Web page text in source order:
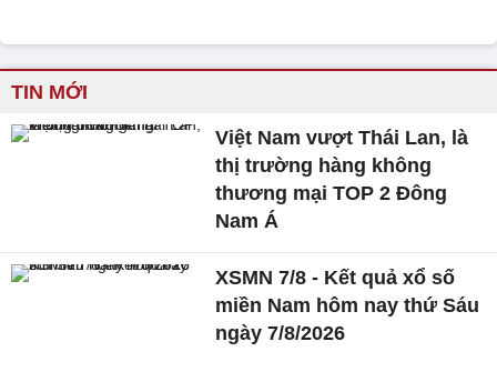
TIN MỚI
Việt Nam vượt Thái Lan, là
thị trường hàng không
thương mại TOP 2 Đông
Nam Á
XSMN 7/8 - Kết quả xổ số
miền Nam hôm nay thứ Sáu
ngày 7/8/2026